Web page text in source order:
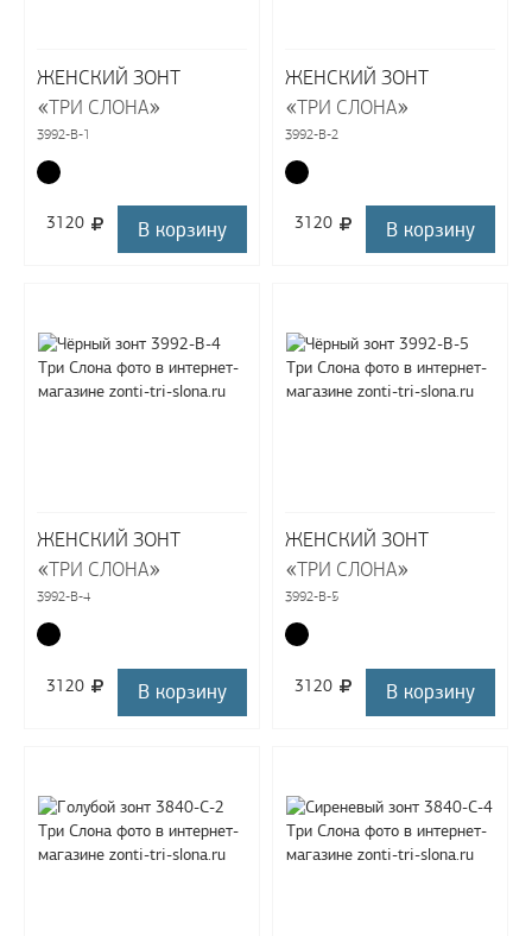
ЖЕНСКИЙ ЗОНТ
«ТРИ СЛОНА»
3992-B-1
3120 В корзину
ЖЕНСКИЙ ЗОНТ
«ТРИ СЛОНА»
3992-B-2
3120 В корзину
ЖЕНСКИЙ ЗОНТ
«ТРИ СЛОНА»
3992-B-4
3120 В корзину
ЖЕНСКИЙ ЗОНТ
«ТРИ СЛОНА»
3992-B-5
3120 В корзину